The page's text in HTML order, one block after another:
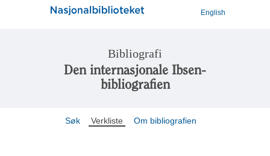
English
Bibliografi
Den internasjonale Ibsen-
bibliografien
Søk Verkliste Om bibliografien